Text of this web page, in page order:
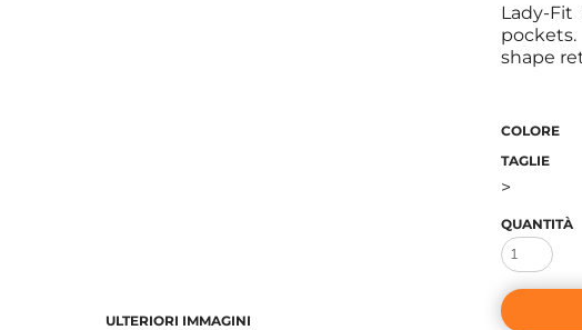
ULTERIORI IMMAGINI
Lady-Fit
shape
COLORE
TAGLIE
>
QUANTITÀ